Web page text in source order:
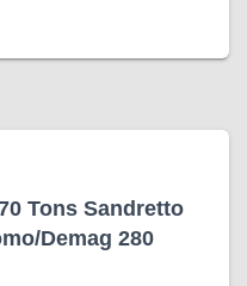
Tons Sandretto
Demag 280